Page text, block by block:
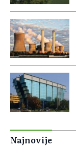
Najnovije